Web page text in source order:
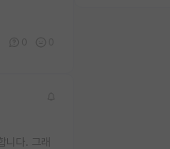
다. 그래